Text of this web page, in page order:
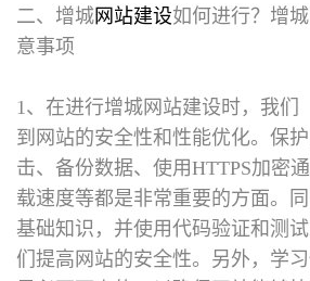
二、增城网站建设如何进行？ 增
意事项
1、在进行增城网站建设时，我们
到网站的安全性和性能优化。保
击、备份数据、使用HTTPS加密
载速度等都是非常重要的方面。
基础知识，并使用代码验证和测
们提高网站的安全性。另外，学